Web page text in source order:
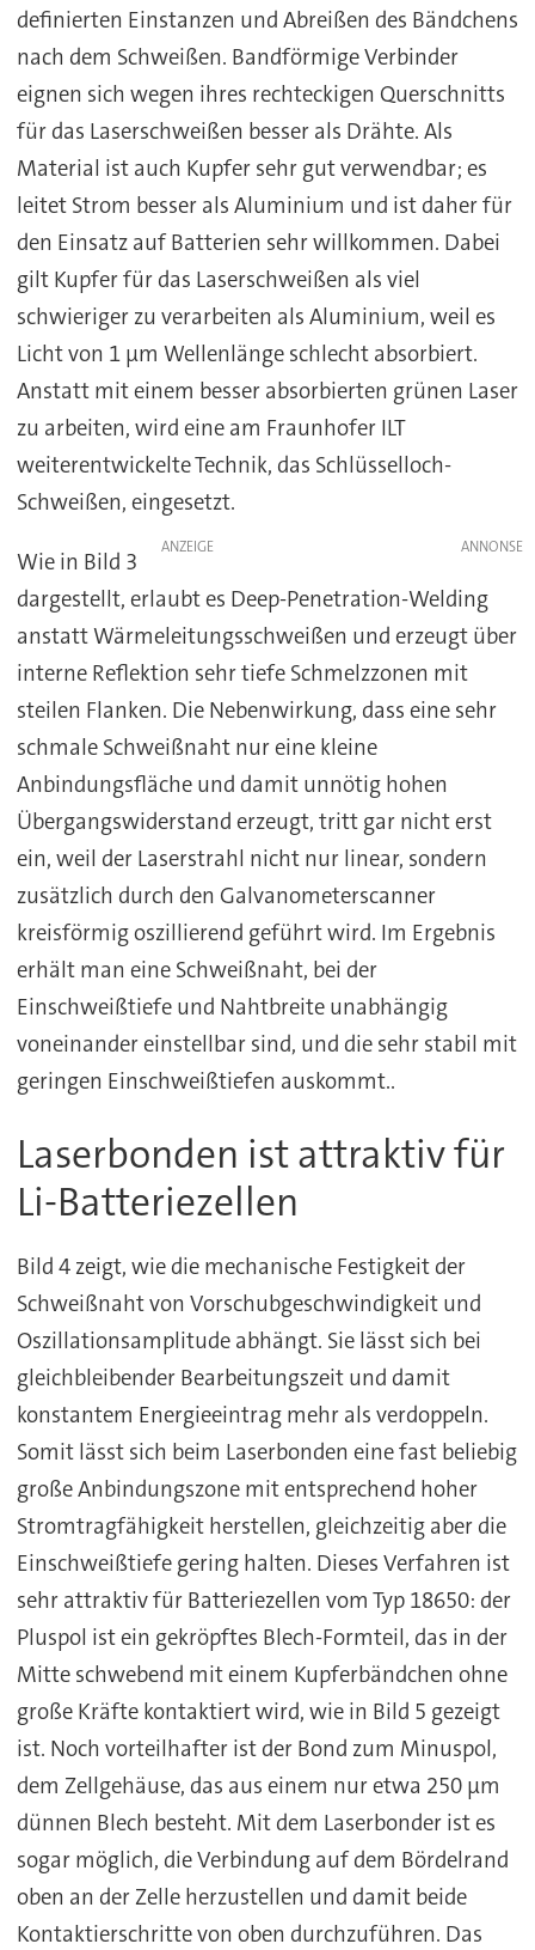
definierten Einstanzen und Abreißen des Bändchens
nach dem Schweißen. Bandförmige Verbinder
eignen sich wegen ihres rechteckigen Querschnitts
für das Laserschweißen besser als Drähte. Als
Material ist auch Kupfer sehr gut verwendbar; es
leitet Strom besser als Aluminium und ist daher für
den Einsatz auf Batterien sehr willkommen. Dabei
gilt Kupfer für das Laserschweißen als viel
schwieriger zu verarbeiten als Aluminium, weil es
Licht von 1 µm Wellenlänge schlecht absorbiert.
Anstatt mit einem besser absorbierten grünen Laser
zu arbeiten, wird eine am Fraunhofer ILT
weiterentwickelte Technik, das Schlüsselloch-
Schweißen, eingesetzt.
ANZEIGE
Wie in Bild 3
dargestellt, erlaubt es Deep-Penetration-Welding
anstatt Wärmeleitungsschweißen und erzeugt über
interne Reflektion sehr tiefe Schmelzzonen mit
steilen Flanken. Die Nebenwirkung, dass eine sehr
schmale Schweißnaht nur eine kleine
Anbindungsfläche und damit unnötig hohen
Übergangswiderstand erzeugt, tritt gar nicht erst
ein, weil der Laserstrahl nicht nur linear, sondern
zusätzlich durch den Galvanometerscanner
kreisförmig oszillierend geführt wird. Im Ergebnis
erhält man eine Schweißnaht, bei der
Einschweißtiefe und Nahtbreite unabhängig
voneinander einstellbar sind, und die sehr stabil mit
geringen Einschweißtiefen auskommt..
Laserbonden ist attraktiv für
Li-Batteriezellen
Bild 4 zeigt, wie die mechanische Festigkeit der
Schweißnaht von Vorschubgeschwindigkeit und
Oszillationsamplitude abhängt. Sie lässt sich bei
gleichbleibender Bearbeitungszeit und damit
konstantem Energieeintrag mehr als verdoppeln.
Somit lässt sich beim Laserbonden eine fast beliebig
große Anbindungszone mit entsprechend hoher
Stromtragfähigkeit herstellen, gleichzeitig aber die
Einschweißtiefe gering halten. Dieses Verfahren ist
sehr attraktiv für Batteriezellen vom Typ 18650: der
Pluspol ist ein gekröpftes Blech-Formteil, das in der
Mitte schwebend mit einem Kupferbändchen ohne
große Kräfte kontaktiert wird, wie in Bild 5 gezeigt
ist. Noch vorteilhafter ist der Bond zum Minuspol,
dem Zellgehäuse, das aus einem nur etwa 250 µm
dünnen Blech besteht. Mit dem Laserbonder ist es
sogar möglich, die Verbindung auf dem Bördelrand
oben an der Zelle herzustellen und damit beide
Kontaktierschritte von oben durchzuführen. Das